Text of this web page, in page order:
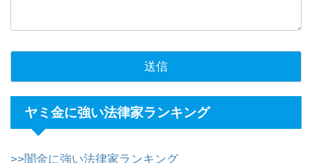
ヤミ金に強い法律家ランキング
>>闇金に強い法律家ランキング